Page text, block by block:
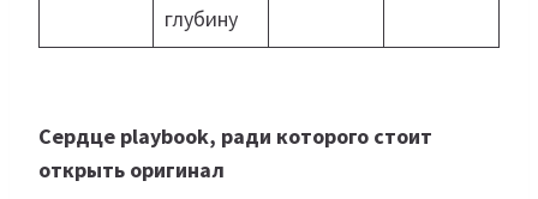
глубину
Сердце playbook, ради которого стоит
открыть оригинал